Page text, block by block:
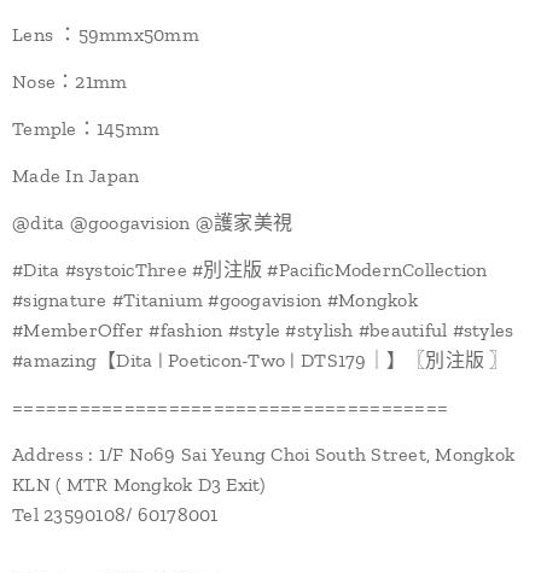
Lens ：59mmx50mm
Nose：21mm
Temple：145mm
Made In Japan
@‌dita @googavision @護家美視
#Dita #systoicThree #別注版 #PacificModernCollection
#signature #Titanium #googavision #Mongkok
#MemberOffer #fashion #style #stylish #beautiful #styles
#amazing【Dita | Poeticon-Two | DTS179｜】〖別注版 〗
=======================================
Address : 1/F No69 Sai Yeung Choi South Street, Mongkok
KLN ( MTR Mongkok D3 Exit)
Tel 23590108/ 60178001